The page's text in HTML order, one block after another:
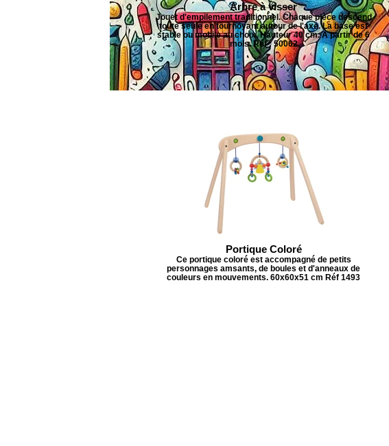
Arbre à visser
Jouet d'empilement traditionnel. Chaque pièce descend
toute seule en tournoyant autour de l'axe. La base est
stable ou mobile au choix. Hauteur 40 cm. A partir de 6
mois. Réf : 50062
Portique Coloré
Ce portique coloré est accompagné de petits
personnages amsants, de boules et d'anneaux de
couleurs en mouvements. 60x60x51 cm Réf 1493